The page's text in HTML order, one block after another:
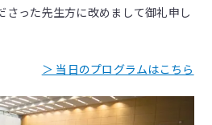
さった先生方に改めまして御礼申し
＞ 当日のプログラムはこちら